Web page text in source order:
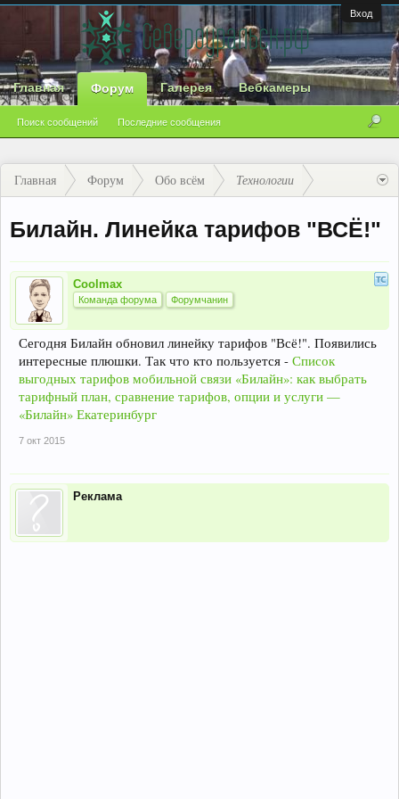
Вход
Главная Форум
Поиск сообщений Последние сообщения
Галерея Вебкамеры
Главная Форум Обо всём Технологии
Билайн. Линейка тарифов "ВСЁ!"
Coolmax
Команда форума Форумчанин
Сегодня Билайн обновил линейку тарифов "Всё!". Появились
интересные плюшки. Так что кто пользуется - Список
выгодных тарифов мобильной связи «Билайн»: как выбрать
тарифный план, сравнение тарифов, опции и услуги —
«Билайн» Екатеринбург
7 окт 2015
Реклама